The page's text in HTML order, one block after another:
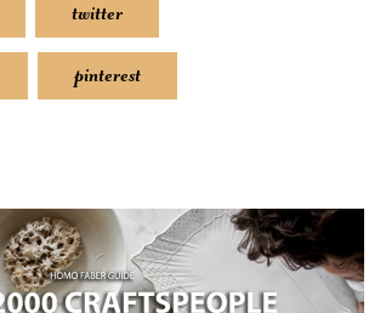
twitter
pinterest